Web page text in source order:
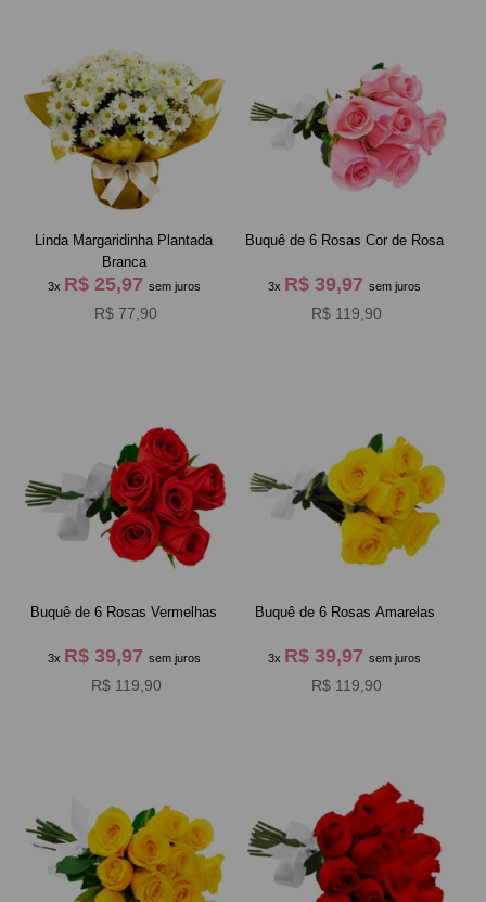
Linda Margaridinha Plantada
Branca
3x R$ 25,97 sem juros
R$ 77,90
Buquê de 6 Rosas Cor de Rosa
3x R$ 39,97sem juros
R$ 119,90
Buquê de 6 Rosas Vermelhas
3x R$ 39,97 sem juros
R$ 119,90
Buquê de 6 Rosas Amarelas
3x R$ 39,97sem juros
R$ 119,90